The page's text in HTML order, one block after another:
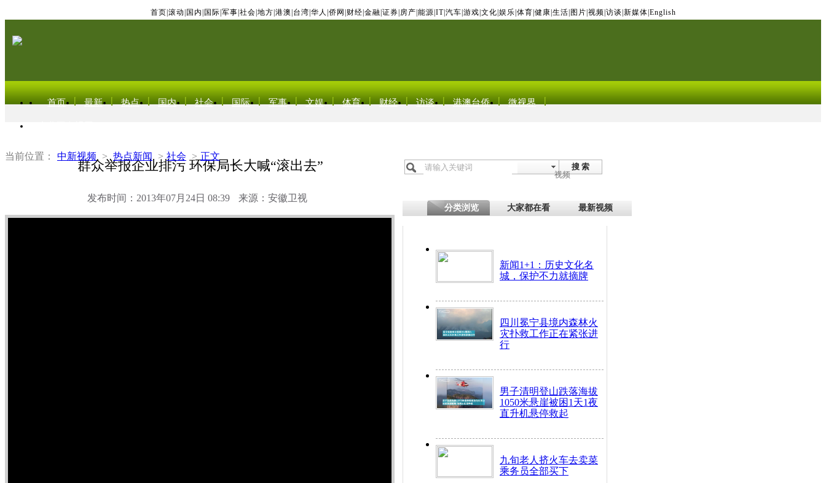
首页 滚动 国内 国际 军事 社会 地方 港澳 台湾 华人 侨网 财经 金融 证券 房产 能源 IT| 汽车 游戏 文化 娱乐 体育 健康 生活 图片 视频 访谈 新媒体 English
首页 最新 热点 国内 社会 国际 军事 文娱 体育 财经 访谈 港澳台侨 微视界
当前位置： 中新视频 > 热点新闻 > 社会 > 正文
群众举报企业排污 环保局长大喊“滚出去”
发布时间：2013年07月24日 08:39 来源：安徽卫视
搜 索
视频
分类浏览 大家都在看 最新视频
新闻1+1：历史文化名
城，保护不力就摘牌
四川冕宁县境内森林火
灾扑救工作正在紧张进
行
男子清明登山跌落海拔
1050米悬崖被困1天1夜
直升机悬停救起
九旬老人挤火车去卖菜
乘务员全部买下